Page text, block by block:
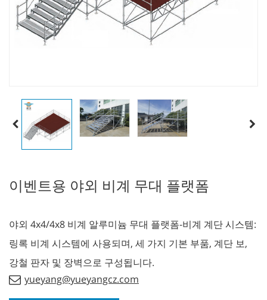
이벤트용 야외 비계 무대 플랫폼
야외 4x4/4x8 비계 알루미늄 무대 플랫폼-비계 계단 시스템:
링록 비계 시스템에 사용되며, 세 가지 기본 부품, 계단 보,
강철 판자 및 장벽으로 구성됩니다.
yueyang@yueyangcz.com